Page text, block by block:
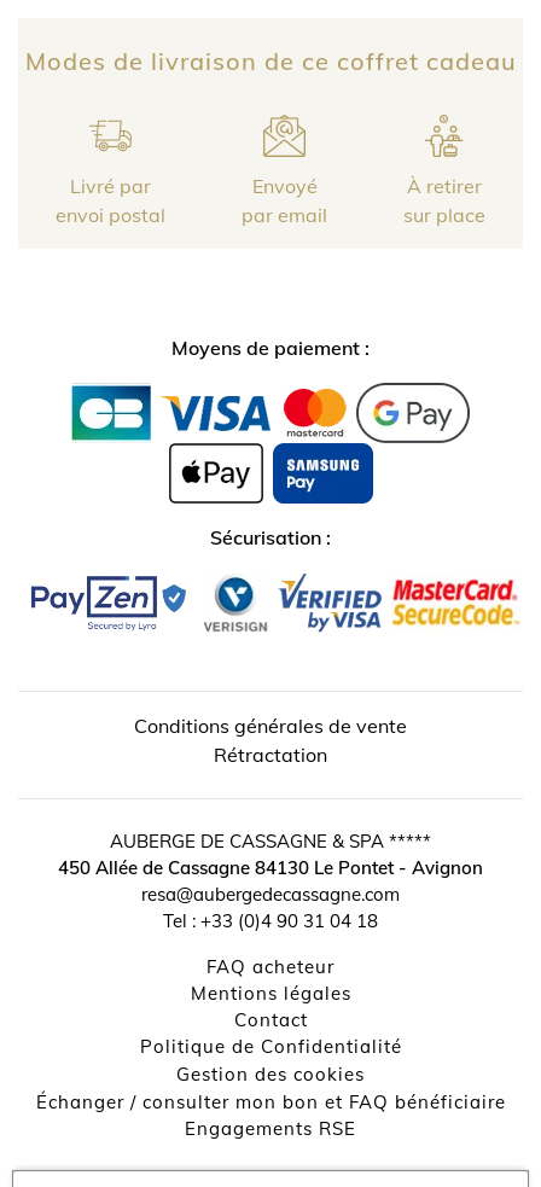
Modes de livraison de ce coffret cadeau
Livré par
envoi postal
Envoyé
par email
À retirer
sur place
Moyens de paiement :
Sécurisation :
Conditions générales de vente
Rétractation
AUBERGE DE CASSAGNE & SPA *****
450 Allée de Cassagne 84130 Le Pontet - Avignon
resa@aubergedecassagne.com
Tel : +33 (0)4 90 31 04 18
FAQ acheteur
Mentions légales
contact
Politique de Confidentialité
Gestion des cookies
Échanger / consulter mon bon et FAQ bénéficiaire
Engagements RSE